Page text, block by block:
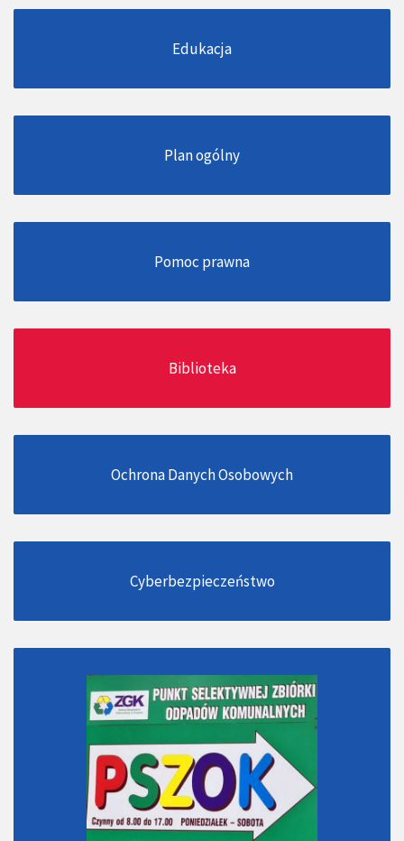
Edukacja
Plan ogólny
Pomoc prawna
Biblioteka
Ochrona Danych Osobowych
Cyberbezpieczeństwo